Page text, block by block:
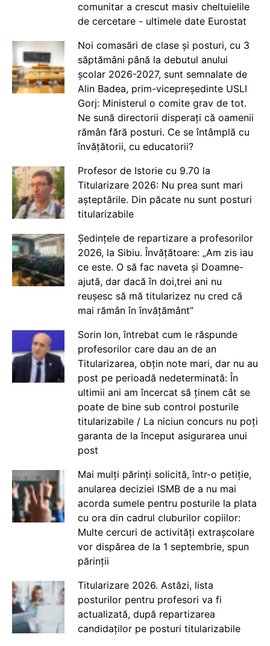
comunitar a crescut masiv cheltuielile
de cercetare - ultimele date Eurostat
Noi comasări de clase și posturi, cu 3
săptămâni până la debutul anului
școlar 2026-2027, sunt semnalate de
Alin Badea, prim-vicepreședinte USLI
Gorj: Ministerul o comite grav de tot.
Ne sună directorii disperați că oamenii
rămân fără posturi. Ce se întâmplă cu
învățătorii, cu educatorii?
Profesor de Istorie cu 9.70 la
Titularizare 2026: Nu prea sunt mari
așteptările. Din păcate nu sunt posturi
titularizabile
Ședințele de repartizare a profesorilor
2026, la Sibiu. Învățătoare: „Am zis iau
ce este. O să fac naveta și Doamne-
ajută, dar dacă în doi,trei ani nu
reușesc să mă titularizez nu cred că
mai rămân în învățământ”
Sorin Ion, întrebat cum le răspunde
profesorilor care dau an de an
Titularizarea, obțin note mari, dar nu au
post pe perioadă nedeterminată: În
ultimii ani am încercat să ținem cât se
poate de bine sub control posturile
titularizabile / La niciun concurs nu poți
garanta de la început asigurarea unui
post
Mai mulți părinți solicită, într-o petiție,
anularea deciziei ISMB de a nu mai
acorda sumele pentru posturile la plata
cu ora din cadrul cluburilor copiilor:
Multe cercuri de activități extrașcolare
vor dispărea de la 1 septembrie, spun
părinții
Titularizare 2026. Astăzi, lista
posturilor pentru profesori va fi
actualizată, după repartizarea
candidaților pe posturi titularizabile